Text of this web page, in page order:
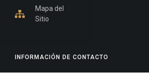
INFORMACIÓN DE CONTACTO
Mapa del
Sitio